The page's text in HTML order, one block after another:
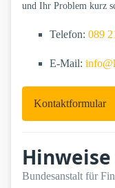
und Ihr Problem kurz
Telefon: 089
E-Mail:
Kontaktformular
Hinweise
Bundesanstalt für